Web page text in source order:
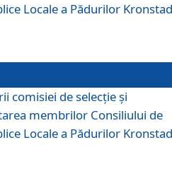
Locale a Pădurilor
comisiei de selecție și
membrilor Consiliului de
Locale a Pădurilor